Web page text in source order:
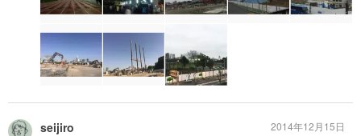
seijiro
2014年12月15日